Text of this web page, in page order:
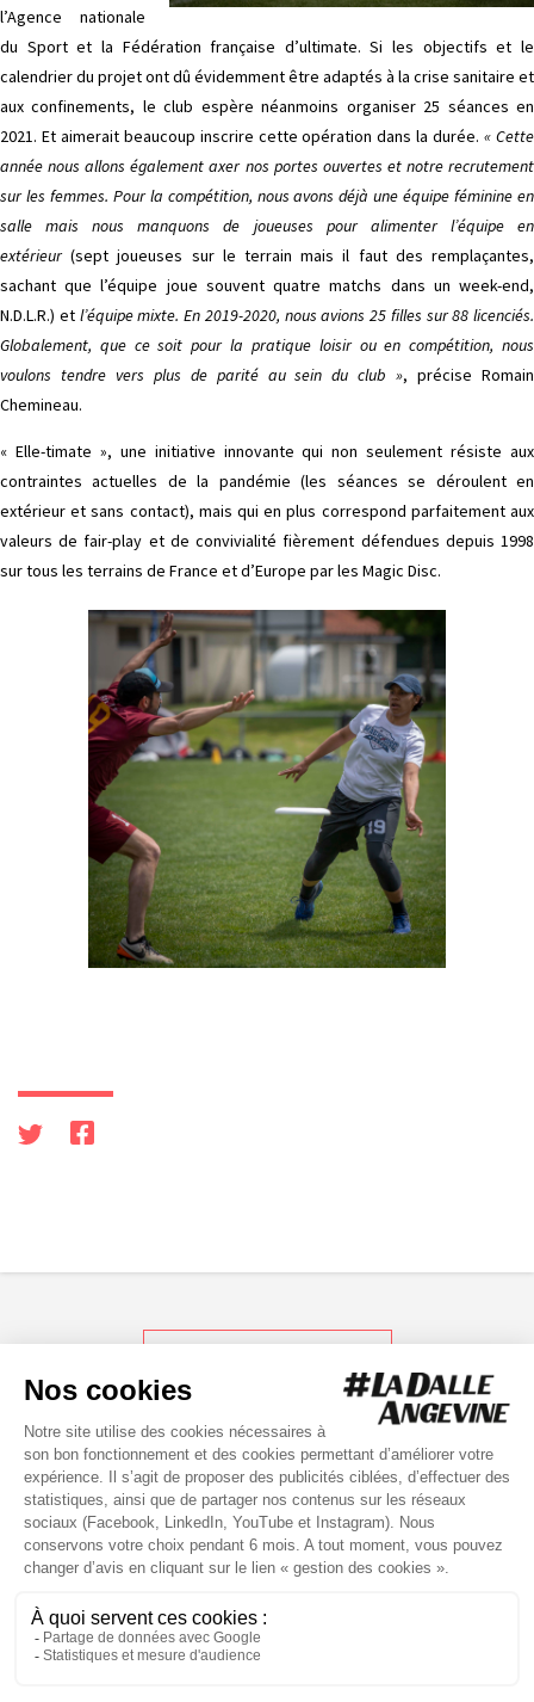
l’Agence nationale
du Sport et la Fédération française d’ultimate. Si les objectifs et le
calendrier du projet ont dû évidemment être adaptés à la crise sanitaire et
aux confinements, le club espère néanmoins organiser 25 séances en
2021. Et aimerait beaucoup inscrire cette opération dans la durée.« Cette
année nous allons également axer nos portes ouvertes et notre recrutement
sur les femmes. Pour la compétition, nous avons déjà une équipe féminine en
salle mais nous manquons de joueuses pour alimenter l’équipe en
extérieur(sept joueuses sur le terrain mais il faut des remplaçantes,
sachant que l’équipe joue souvent quatre matchs dans un week-end,
N.D.L.R.) etl’équipe mixte. En 2019-2020, nous avions 25 filles sur 88 licenciés.
Globalement, que ce soit pour la pratique loisir ou en compétition, nous
voulons tendre vers plus de parité au sein du club », précise Romain
Chemineau.
« Elle-timate », une initiative innovante qui non seulement résiste aux
contraintes actuelles de la pandémie (les séances se déroulent en
extérieur et sans contact), mais qui en plus correspond parfaitement aux
valeurs de fair-play et de convivialité fièrement défendues depuis 1998
sur tous les terrains de France et d’Europe par les Magic Disc.
RETOUR AUX ACTUS